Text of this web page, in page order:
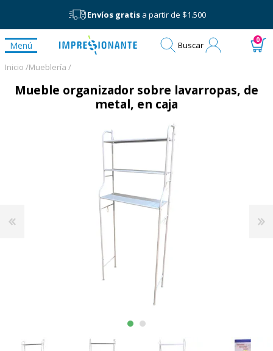
Envíos gratisa partir de $1.500
Menú Buscar 0
Inicio /Mueblería /
Mueble organizador sobre lavarropas, de
metal, en caja